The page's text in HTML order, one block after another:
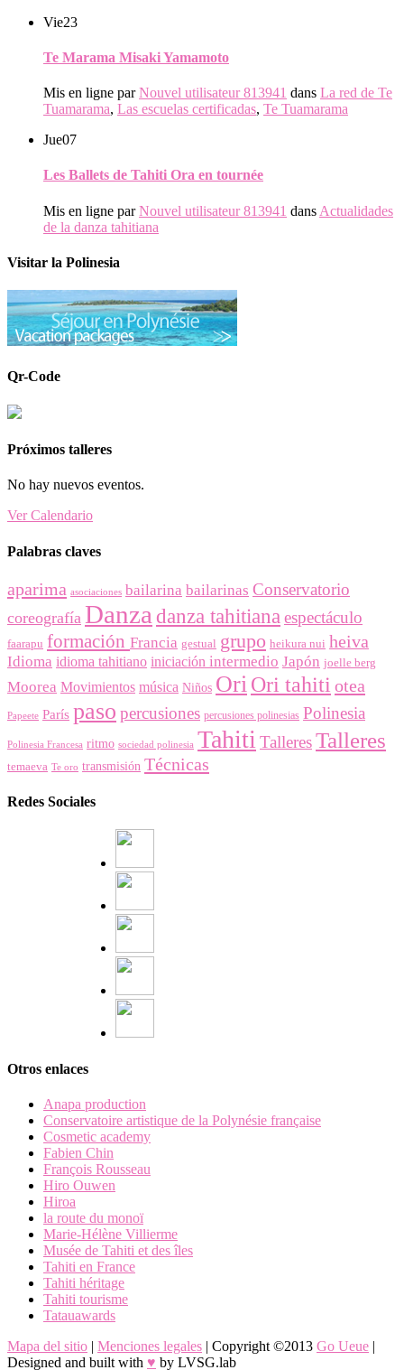
Vie23
Te Marama Misaki Yamamoto
Mis en ligne parNouvel utilisateur 813941 dans La red de Te
Tuamarama, Las escuelas certificadas, Te Tuamarama
Jue07
Les Ballets de Tahiti Ora en tournée
Mis en ligne parNouvel utilisateur 813941 dans Actualidades
de la danza tahitiana
Visitar la Polinesia
Qr-Code
Próximos talleres
No hay nuevos eventos.
Ver Calendario
Palabras claves
aparima asociaciones bailarina bailarinas Conservatorio
coreografía Danza danza tahitiana espectáculo
faarapu formación Francia gestual grupo heikura nui heiva
Idioma idioma tahitiano iniciación intermedio Japón joelle berg
Moorea Movimientos música Niños Ori Ori tahiti otea
Papeete París paso percusiones percusiones polinesias Polinesia
Polinesia Francesa ritmo sociedad polinesia Tahiti TalleresTalleres
temaeva Te oro transmisión Técnicas
Redes Sociales
Otros enlaces
Anapa production
Conservatoire artistique de la Polynésie française
Cosmetic academy
Fabien Chin
François Rousseau
Hiro Ouwen
Hiroa
la route du monoï
Marie-Hélène Villierme
Musée de Tahiti et des îles
Tahiti en France
Tahiti héritage
Tahiti tourisme
Tatauawards
Mapa del sitio | Menciones legales | Copyright ©2013 Go Ueue |
Designed and built with ♥ by LVSG.lab